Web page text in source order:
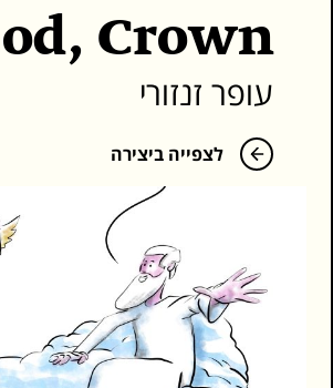
Crown
עופר זנזורי
לצפייה ביצירה